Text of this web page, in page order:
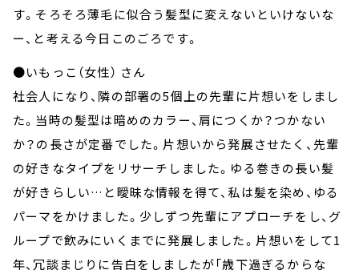
す。そろそろ薄毛に似合う髪型に変えないといけないな
ー、と考える今日このごろです。
●いもっこ（女性） さん
社会人になり、隣の部署の5個上の先輩に片想いをしまし
た。当時の髪型は暗めのカラー、肩につくか？つかない
か？の長さが定番でした。片想いから発展させたく、先輩
の好きなタイプをリサーチしました。ゆる巻きの長い髪
が好きらしい…と曖昧な情報を得て、私は髪を染め、ゆる
パーマをかけました。少しずつ先輩にアプローチをし、グ
ループで飲みにいくまでに発展しました。片想いをして1
年、冗談まじりに告白をしましたが「歳下過ぎるからな